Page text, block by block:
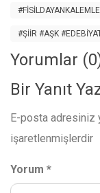
#ŞİİR #AŞK
Yorumlar
Bir Yanıt
E-posta adresiniz
işaretlenmişlerdir
Yorum *